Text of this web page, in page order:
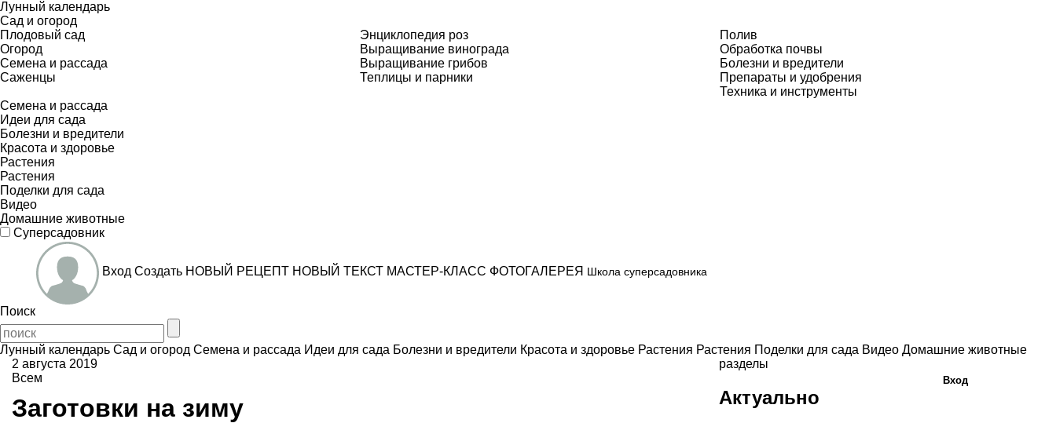
Лунный календарь
Сад и огород
Плодовый сад
Огород
Семена и рассада
Саженцы
Энциклопедия роз
Выращивание винограда
Выращивание грибов
Теплицы и парники
Полив
Обработка почвы
Болезни и вредители
Препараты и удобрения
Техника и инструменты
Семена и рассада
Идеи для сада
Болезни и вредители
Красота и здоровье
Растения
Растения
Поделки для сада
Видео
Домашние животные
Суперсадовник
Вход Создать НОВЫЙ РЕЦЕПТ НОВЫЙ ТЕКСТ МАСТЕР-КЛАСС ФОТОГАЛЕРЕЯ Школа суперсадовника
Поиск
Лунный календарь Сад и огород Семена и рассада Идеи для сада Болезни и вредители Красота и здоровье Растения Растения Поделки для сада Видео Домашние животные
2 августа 2019
Всем
Заготовки на зиму
разделы
Актуально
Вход